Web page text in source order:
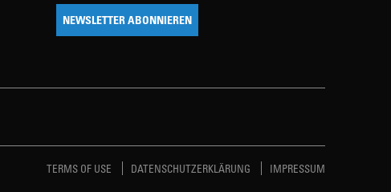
NEWSLETTER ABONNIEREN
TERMS OF USE DATENSCHUTZERKLÄRUNG IMPRESSUM